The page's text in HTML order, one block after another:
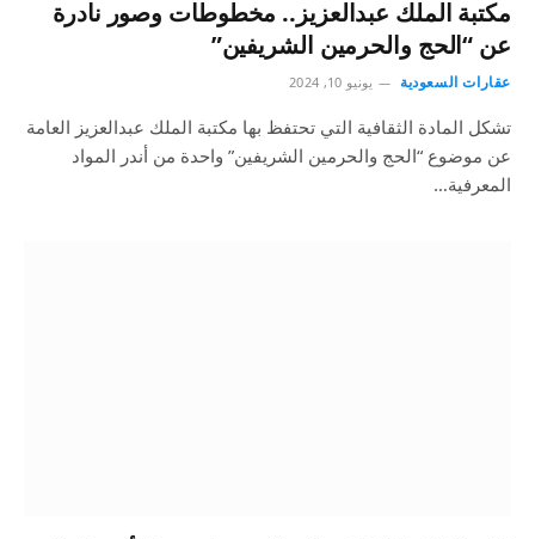
مكتبة الملك عبدالعزيز.. مخطوطات وصور نادرة
عن “الحج والحرمين الشريفين”
عقارات السعودية يونيو 10, 2024
تشكل المادة الثقافية التي تحتفظ بها مكتبة الملك عبدالعزيز العامة
عن موضوع “الحج والحرمين الشريفين” واحدة من أندر المواد
المعرفية…